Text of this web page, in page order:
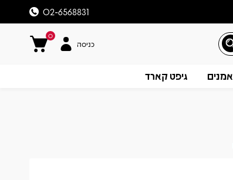
02-6568831
0
כניסה
אמנים גיפט קארד